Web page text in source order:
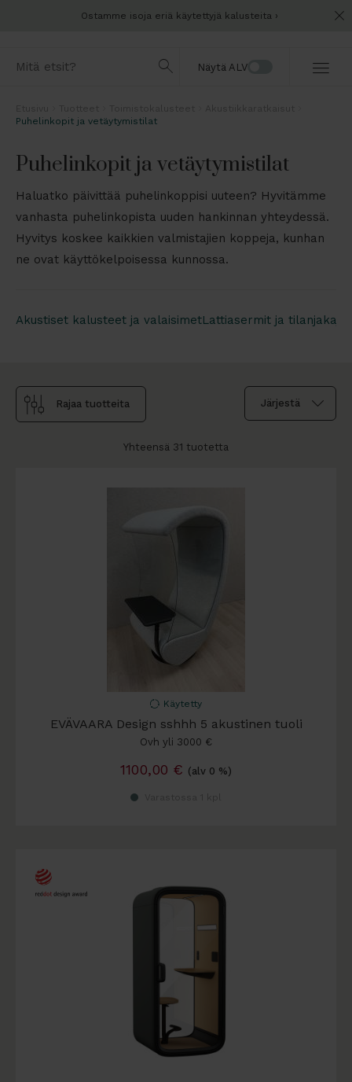
Ostamme isoja eriä käytettyjä kalusteita
Näytä ALV
Puhelinkopit ja vetäytymistilat
Puhelinkopit ja vetäytymistilat
Haluatko päivittää puhelinkoppisi uuteen? Hyvitämme
vanhasta puhelinkopista uuden hankinnan yhteydessä.
Hyvitys koskee kaikkien valmistajien koppeja, kunhan
ne ovat käyttökelpoisessa kunnossa.
Akustiset kalusteet ja valaisimetLattiasermit ja tilanjakajat
Rajaa tuotteita
Yhteensä 31 tuotetta
Käytetty
EVÄVAARA Design sshhh 5 akustinen tuoli
Ovh yli 3000 €
1100,00 € (alv 0 %)